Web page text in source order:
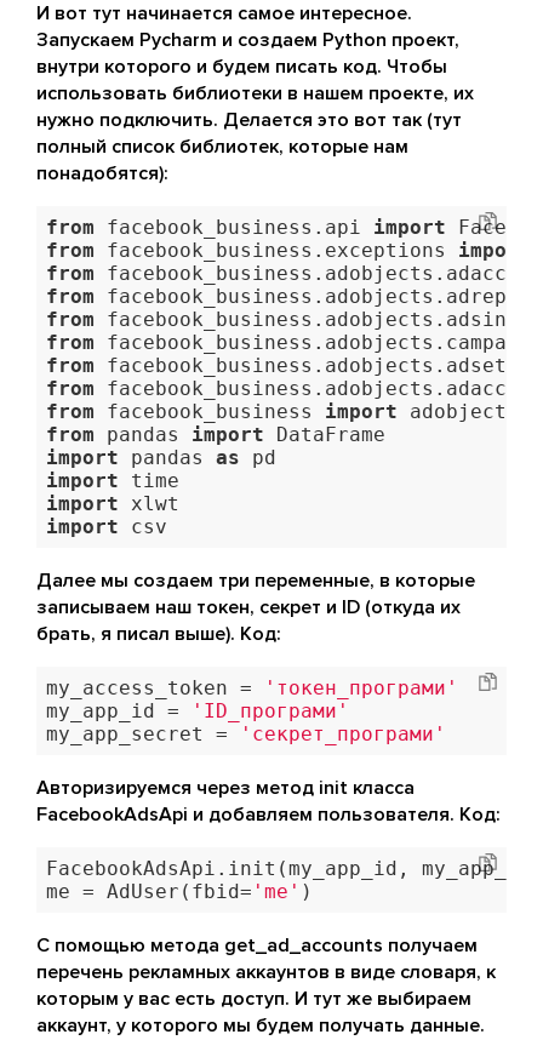
И вот тут начинается самое интересное.
Запускаем Pycharm и создаем Python проект,
внутри которого и будем писать код. Чтобы
использовать библиотеки в нашем проекте, их
нужно подключить. Делается это вот так (тут
полный список библиотек, которые нам
понадобятся):
from facebook_business.api import
from facebook_business.exceptions import
from
from
from
from
from facebook_business.adobjects.adset
from
from facebook_business import
from pandas import
import pandas as
import
import
import csv
Далее мы создаем три переменные, в которые
записываем наш токен, секрет и ID (откуда их
брать, я писал выше). Код:
my_access_token =
'токен_програми'
my_app_id =
'ID_програми'
my_app_secret =
'секрет_програми'
Авторизируемся через метод init класса
FacebookAdsApi и добавляем пользователя. Код:
FacebookAdsApi.init(my_app_id,
me = AdUser(fbid= 'me' )
С помощью метода get_ad_accounts получаем
перечень рекламных аккаунтов в виде словаря, к
которым у вас есть доступ. И тут же выбираем
аккаунт, у которого мы будем получать данные.